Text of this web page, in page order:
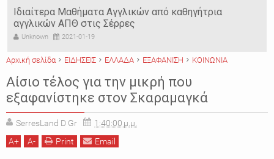
Ιδιαίτερα Μαθήματα Αγγλικών από καθηγήτρια
αγγλικών ΑΠΘ στις Σέρρες
Unknown 2021-01-19
Αρχική σελίδα ΕΙΔΗΣΕΙΣ ΕΛΛΑΔΑ ΕΞΑΦΑΝΙΣΗ ΚΟΙΝΩΝΙΑ
Αίσιο τέλος για την μικρή που
εξαφανίστηκε στον Σκαραμαγκά
SerresLand D Gr
1:40:00 μ.μ.
A+ A- Print Email
Ikaroi B.C.